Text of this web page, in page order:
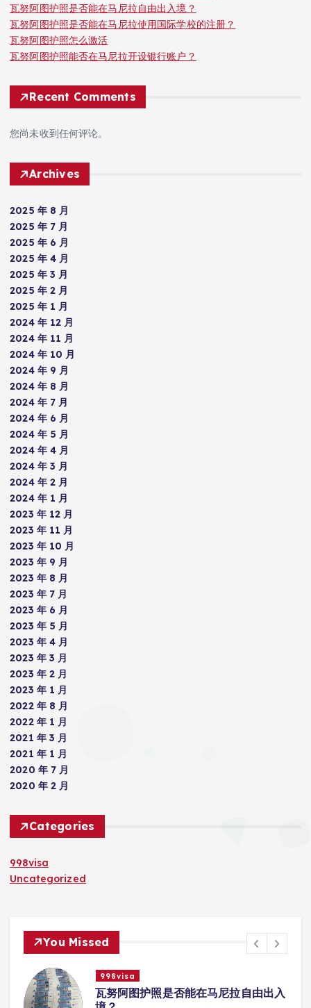
瓦努阿图护照是否能在马尼拉自由出入境？
瓦努阿图护照是否能在马尼拉使用国际学校的注册？
瓦努阿图护照怎么激活
瓦努阿图护照能否在马尼拉开设银行账户？
Recent Comments
您尚未收到任何评论。
Archives
2025 年 8 月
2025 年 7 月
2025 年 6 月
2025 年 4 月
2025 年 3 月
2025 年 2 月
2025 年 1 月
2024 年 12 月
2024 年 11 月
2024 年 10 月
2024 年 9 月
2024 年 8 月
2024 年 7 月
2024 年 6 月
2024 年 5 月
2024 年 4 月
2024 年 3 月
2024 年 2 月
2024 年 1 月
2023 年 12 月
2023 年 11 月
2023 年 10 月
2023 年 9 月
2023 年 8 月
2023 年 7 月
2023 年 6 月
2023 年 5 月
2023 年 4 月
2023 年 3 月
2023 年 2 月
2023 年 1 月
2022 年 8 月
2022 年 1 月
2021 年 3 月
2021 年 1 月
2020 年 7 月
2020 年 2 月
Categories
998visa
Uncategorized
You Missed
998visa
瓦努阿图护照是否能在马尼拉使用国际